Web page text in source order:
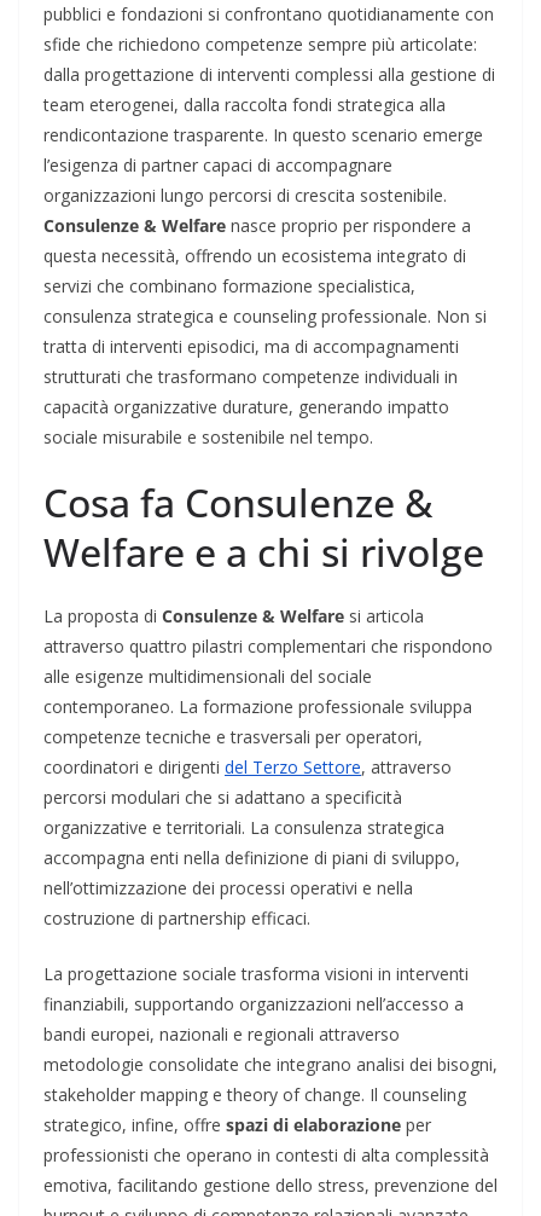
pubblici e fondazioni si confrontano quotidianamente con
sfide che richiedono competenze sempre più articolate:
dalla progettazione di interventi complessi alla gestione di
team eterogenei, dalla raccolta fondi strategica alla
rendicontazione trasparente. In questo scenario emerge
l’esigenza di partner capaci di accompagnare
organizzazioni lungo percorsi di crescita sostenibile.
Consulenze & Welfare nasce proprio per rispondere a
questa necessità, offrendo un ecosistema integrato di
servizi che combinano formazione specialistica,
consulenza strategica e counseling professionale. Non si
tratta di interventi episodici, ma di accompagnamenti
strutturati che trasformano competenze individuali in
capacità organizzative durature, generando impatto
sociale misurabile e sostenibile nel tempo.
Cosa fa Consulenze &
Welfare e a chi si rivolge
La proposta di Consulenze & Welfare si articola
attraverso quattro pilastri complementari che rispondono
alle esigenze multidimensionali del sociale
contemporaneo. La formazione professionale sviluppa
competenze tecniche e trasversali per operatori,
coordinatori e dirigenti del Terzo Settore, attraverso
percorsi modulari che si adattano a specificità
organizzative e territoriali. La consulenza strategica
accompagna enti nella definizione di piani di sviluppo,
nell’ottimizzazione dei processi operativi e nella
costruzione di partnership efficaci.
La progettazione sociale trasforma visioni in interventi
finanziabili, supportando organizzazioni nell’accesso a
bandi europei, nazionali e regionali attraverso
metodologie consolidate che integrano analisi dei bisogni,
stakeholder mapping e theory of change. Il counseling
strategico, infine, offre spazi di elaborazione per
professionisti che operano in contesti di alta complessità
emotiva, facilitando gestione dello stress, prevenzione del